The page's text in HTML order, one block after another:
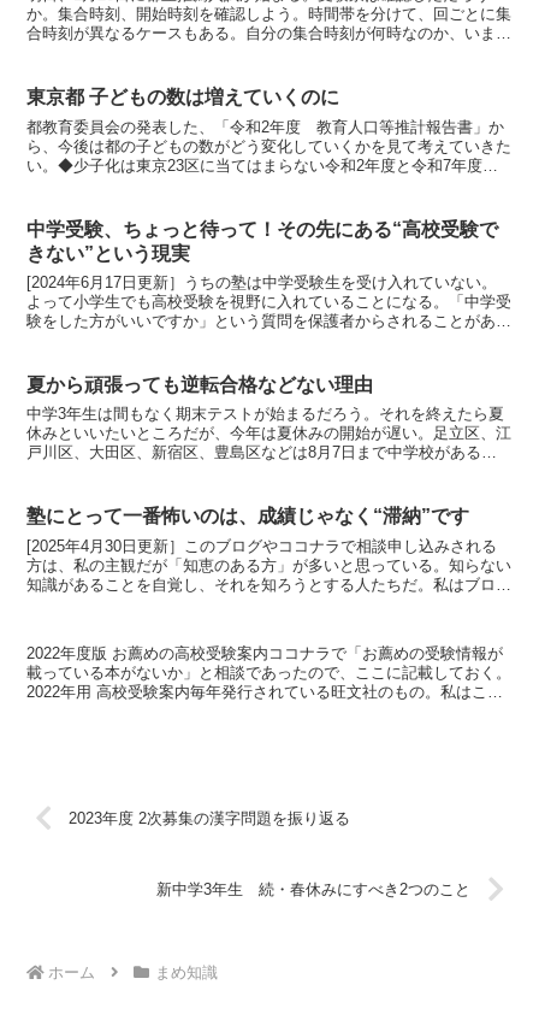
か。集合時刻、開始時刻を確認しよう。時間帯を分けて、回ごとに集
合時刻が異なるケースもある。自分の集合時刻が何時なのか、いま一
東京都 子どもの数は増えていくのに
都教育委員会の発表した、「令和2年度 教育人口等推計報告書」か
ら、今後は都の子どもの数がどう変化していくかを見て考えていきた
い。◆少子化は東京23区に当てはまらない令和2年度と令和7年度を
中学受験、ちょっと待って！その先にある“高校受験で
きない”という現実
[2024年6月17日更新］うちの塾は中学受験生を受け入れていない。
よって小学生でも高校受験を視野に入れていることになる。「中学受
験をした方がいいですか」という質問を保護者からされることがあ
夏から頑張っても逆転合格などない理由
中学3年生は間もなく期末テストが始まるだろう。それを終えたら夏
休みといいたいところだが、今年は夏休みの開始が遅い。足立区、江
戸川区、大田区、新宿区、豊島区などは8月7日まで中学校がある。
塾にとって一番怖いのは、成績じゃなく“滞納”です
[2025年4月30日更新］このブログやココナラで相談申し込みされる
方は、私の主観だが「知恵のある方」が多いと思っている。知らない
知識があることを自覚し、それを知ろうとする人たちだ。私はブログ
2022年度版 お薦めの高校受験案内ココナラで「お薦めの受験情報が
載っている本がないか」と相談であったので、ここに記載しておく。
2022年用 高校受験案内毎年発行されている旺文社のもの。私はこれ
2023年度 2次募集の漢字問題を振り返る
新中学3年生 続・春休みにすべき2つのこと
ホーム まめ知識